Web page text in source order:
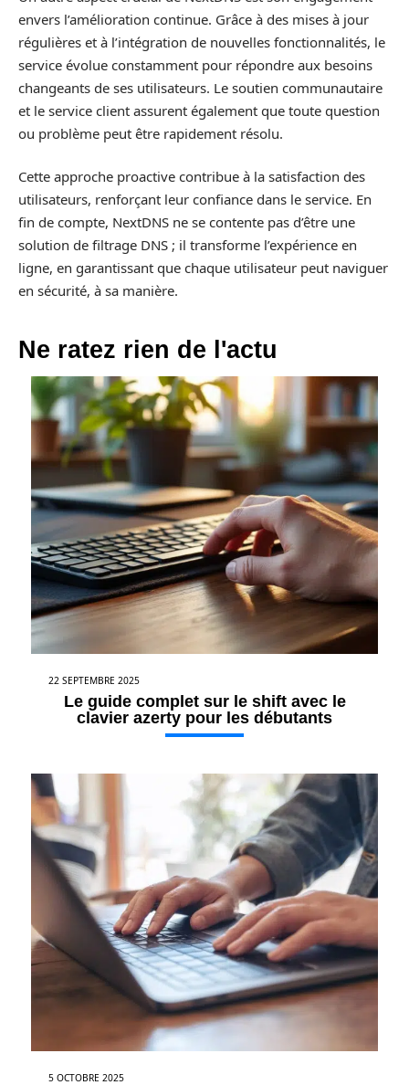
envers l’amélioration continue. Grâce à des mises à jour
régulières et à l’intégration de nouvelles fonctionnalités, le
service évolue constamment pour répondre aux besoins
changeants de ses utilisateurs. Le soutien communautaire
et le service client assurent également que toute question
ou problème peut être rapidement résolu.
Cette approche proactive contribue à la satisfaction des
utilisateurs, renforçant leur confiance dans le service. En
fin de compte, NextDNS ne se contente pas d’être une
solution de filtrage DNS ; il transforme l’expérience en
ligne, en garantissant que chaque utilisateur peut naviguer
en sécurité, à sa manière.
Ne ratez rien de l'actu
22 SEPTEMBRE 2025
Le guide complet sur le shift avec le
clavier azerty pour les débutants
5 OCTOBRE 2025